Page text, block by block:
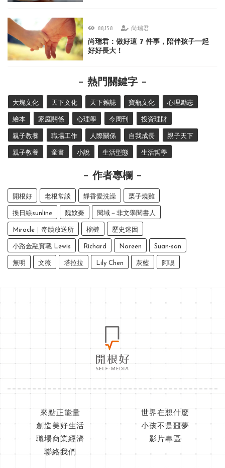
88,158 尚瑞君
尚瑞君：做好這 7 件事，陪伴孩子一起
好好長大！
熱門關鍵字
大塊文化 天下文化 天下雜誌 寶瓶文化 心理勵志
繪本 家庭關係 心理學 今周刊 投資理財
親子教養 職場工作 人際關係 自我成長 親子天下
親子教養 童書 小說 生活型態 生活哲學
作者專欄
開根好 老根常談 靜香愛洗澡 栗子燒雞
換日線sunline 魏妏秦 閱域－非文學閱書人
Miracle｜奇蹟放送所 榴槤 歷史迷因
小路金融實戰 Lewis Richard Noreen Suan-san
無明 文薇 塔拉拉 Lily Chen 灰藍 阿嗅
來點正能量
世界在想什麼
創造美好生活
小孩不是噩夢
職場商業經濟
影片專區
聯絡我們